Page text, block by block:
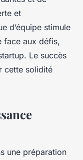
et
d’équipe stimule
face aux défis,
Le succès
cette solidité
une préparation